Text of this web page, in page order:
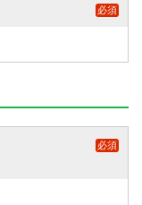
必須
必須